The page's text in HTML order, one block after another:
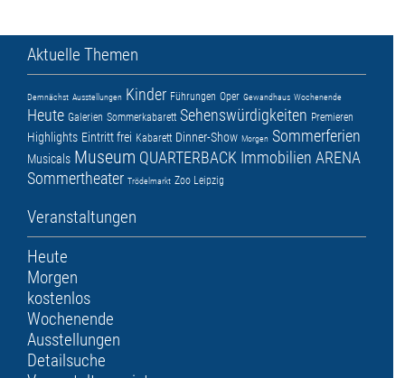
Aktuelle Themen
Demnächst Ausstellungen Kinder Führungen Oper Gewandhaus Wochenende
Heute Galerien Sommerkabarett Sehenswürdigkeiten Premieren
Highlights Eintritt frei Kabarett Dinner-Show Morgen Sommerferien
Musicals Museum QUARTERBACK Immobilien ARENA
Sommertheater Trödelmarkt Zoo Leipzig
Veranstaltungen
Heute
Morgen
kostenlos
Wochenende
Ausstellungen
Detailsuche